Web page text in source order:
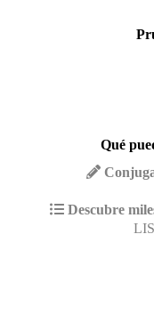
Qué
Descubre